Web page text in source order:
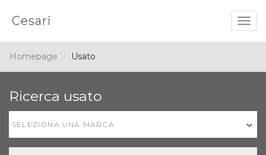
Cesari
Homepage Usato
Ricerca usato
SELEZIONA UNA MARCA